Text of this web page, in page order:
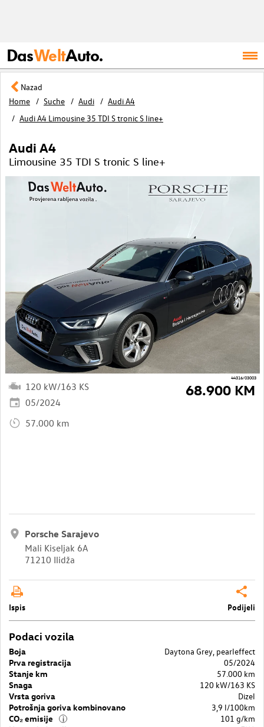
DasWeltAuto.
Nazad
Home
Suche Audi
Audi A4
Audi A4 Limousine 35 TDI S tronic S line+
44316/03003
Audi A4
Limousine 35 TDI S tronic S line+
120 kW/163 KS
05/2024
57.000 km
68.900 KM
Porsche Sarajevo
Mali Kiseljak 6A
71210 Ilidža
Ispis Podijeli
Podaci vozila
Boja
Daytona Grey, pearleffect
Prva registracija
05/2024
Stanje km
57.000 km
Snaga
120 kW/163 KS
Vrsta goriva
Dizel
Potrošnja goriva kombinovano
3,9 l/100km
CO₂ emisije
i
101 g/km